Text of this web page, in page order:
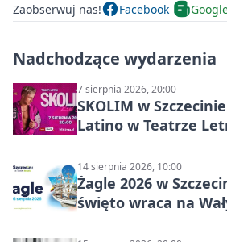
Zaobserwuj nas! Facebook
Nadchodzące wydarzenia
7 sierpnia 2026, 20:00
SKOLIM w
Latino w Teatrze
14 sierpnia 2026, 10:00
Żagle 2026 w
święto wraca na